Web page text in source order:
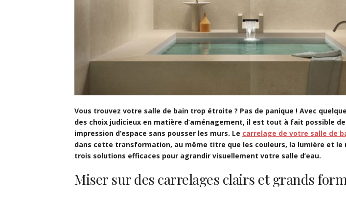
Vous trouvez votre salle de bain trop étroite ? Pas de panique ! Avec
des choix judicieux en matière d’aménagement, il est tout à fait possible
impression d’espace sans pousser les murs. Le carrelage de votre salle de
dans cette transformation, au même titre que les couleurs, la lumière et le
trois solutions efficaces pour agrandir visuellement votre salle d’eau.
Miser sur des carrelages clairs et grands